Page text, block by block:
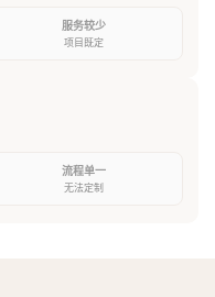
服务较少
项目既定
流程单一
无法定制